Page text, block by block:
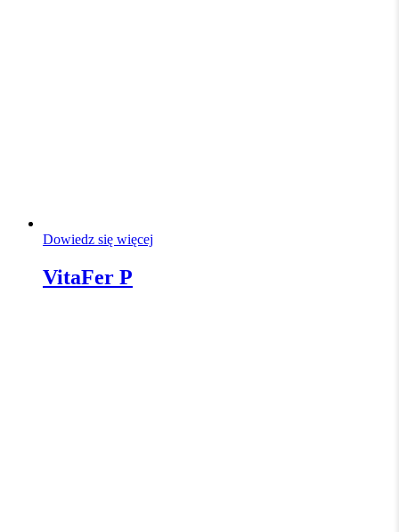
Dowiedz się więcej
VitaFer P